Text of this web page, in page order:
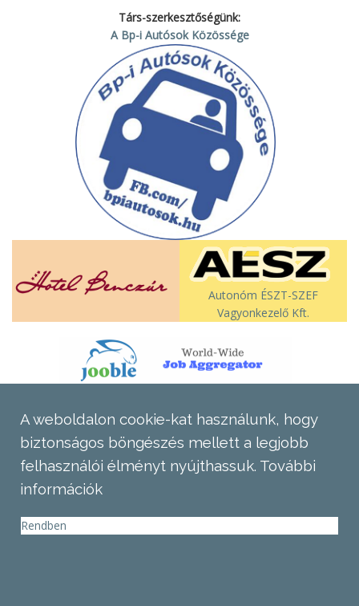
Társ-szerkesztőségünk:
A Bp-i Autósok Közössége
Autonóm ÉSZT-SZEF
Vagyonkezelő Kft.
A weboldalon cookie-kat használunk, hogy
biztonságos böngészés mellett a legjobb
felhasználói élményt nyújthassuk. További
információk
Rendben